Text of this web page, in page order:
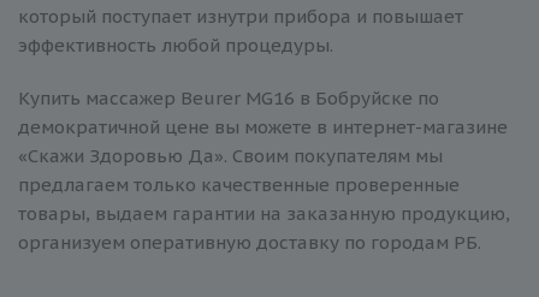
который поступает изнутри прибора и повышает
эффективность любой процедуры.
Купить массажер Beurer MG16 в Бобруйске по
демократичной цене вы можете в интернет-магазине
«Скажи Здоровью Да». Своим покупателям мы
предлагаем только качественные проверенные
товары, выдаем гарантии на заказанную продукцию,
организуем оперативную доставку по городам РБ.